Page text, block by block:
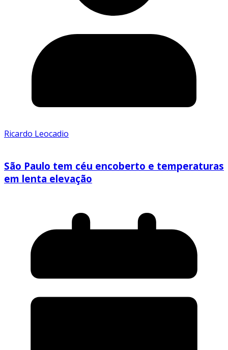
Ricardo Leocadio
São Paulo tem céu encoberto e temperaturas
em lenta elevação